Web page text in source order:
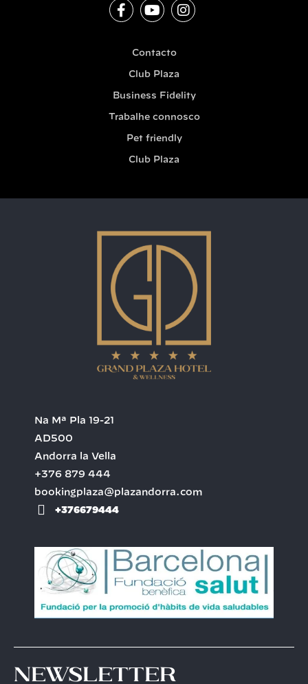
Contacto
Club Plaza
Business Fidelity
Trabalhe connosco
Pet friendly
Club Plaza
Na Mª Pla 19-21
AD500
Andorra la Vella
+376 879 444
bookingplaza@plazandorra.com
+376679444
Newsletter